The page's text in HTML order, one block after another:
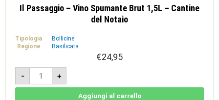
Il Passaggio – Vino Spumante Brut 1,5L – Cantine
del Notaio
Tipologia
Bollicine
Regione
Basilicata
€24,95
-
Il
Passaggio
-
Vino
+
Aggiungi al carrello